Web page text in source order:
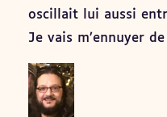
oscillait lui aussi
Je vais m’ennuyer